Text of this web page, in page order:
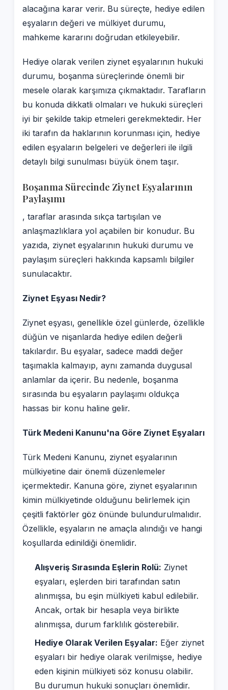
alacağına karar verir. Bu süreçte, hediye edilen
eşyaların değeri ve mülkiyet durumu,
mahkeme kararını doğrudan etkileyebilir.
Hediye olarak verilen ziynet eşyalarının hukuki
durumu, boşanma süreçlerinde önemli bir
mesele olarak karşımıza çıkmaktadır. Tarafların
bu konuda dikkatli olmaları ve hukuki süreçleri
iyi bir şekilde takip etmeleri gerekmektedir. Her
iki tarafın da haklarının korunması için, hediye
edilen eşyaların belgeleri ve değerleri ile ilgili
detaylı bilgi sunulması büyük önem taşır.
Boşanma Sürecinde Ziynet Eşyalarının
Paylaşımı
, taraflar arasında sıkça tartışılan ve
anlaşmazlıklara yol açabilen bir konudur. Bu
yazıda, ziynet eşyalarının hukuki durumu ve
paylaşım süreçleri hakkında kapsamlı bilgiler
sunulacaktır.
Ziynet Eşyası Nedir?
Ziynet eşyası, genellikle özel günlerde, özellikle
düğün ve nişanlarda hediye edilen değerli
takılardır. Bu eşyalar, sadece maddi değer
taşımakla kalmayıp, aynı zamanda duygusal
anlamlar da içerir. Bu nedenle, boşanma
sırasında bu eşyaların paylaşımı oldukça
hassas bir konu haline gelir.
Türk Medeni Kanunu'na Göre Ziynet Eşyaları
Türk Medeni Kanunu, ziynet eşyalarının
mülkiyetine dair önemli düzenlemeler
içermektedir. Kanuna göre, ziynet eşyalarının
kimin mülkiyetinde olduğunu belirlemek için
çeşitli faktörler göz önünde bulundurulmalıdır.
Özellikle, eşyaların ne amaçla alındığı ve hangi
koşullarda edinildiği önemlidir.
Alışveriş Sırasında Eşlerin Rolü: Ziynet
eşyaları, eşlerden biri tarafından satın
alınmışsa, bu eşin mülkiyeti kabul edilebilir.
Ancak, ortak bir hesapla veya birlikte
alınmışsa, durum farklılık gösterebilir.
Hediye Olarak Verilen Eşyalar: Eğer ziynet
eşyaları bir hediye olarak verilmişse, hediye
eden kişinin mülkiyeti söz konusu olabilir.
Bu durumun hukuki sonuçları önemlidir.